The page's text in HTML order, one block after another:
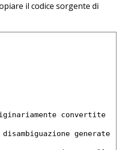
il codice sorgente di